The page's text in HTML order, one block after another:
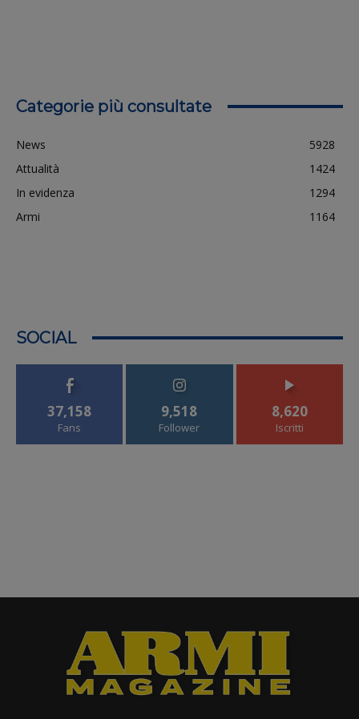
Categorie più consultate
News
5928
Attualità
1424
In evidenza
1294
Armi
1164
SOCIAL
37,158
Fans
9,518
Follower
8,620
Iscritti